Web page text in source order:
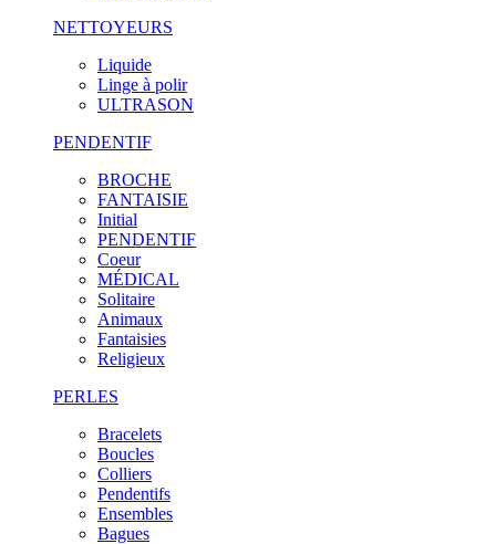
NETTOYEURS
Liquide
Linge à polir
ULTRASON
PENDENTIF
BROCHE
FANTAISIE
Initial
PENDENTIF
Coeur
MÉDICAL
Solitaire
Animaux
Fantaisies
Religieux
PERLES
Bracelets
Boucles
Colliers
Pendentifs
Ensembles
Bagues